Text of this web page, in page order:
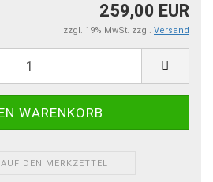
259,00 EUR
zzgl. 19% MwSt. zzgl. Versand
AUF DEN MERKZETTEL